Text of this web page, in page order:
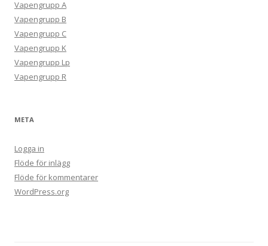
Vapengrupp A
Vapengrupp B
Vapengrupp C
Vapengrupp K
Vapengrupp Lp
Vapengrupp R
META
Logga in
Flöde för inlägg
Flöde för kommentarer
WordPress.org